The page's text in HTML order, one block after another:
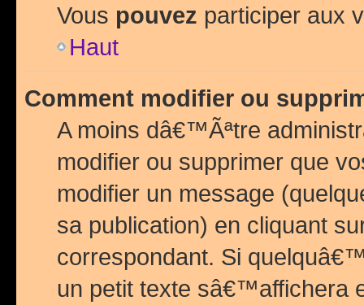
Vous pouvez participer aux
Haut
Comment modifier ou
A moins dâ€™Ãªtre
modifier ou supprimer que
modifier un message
sa publication) en cliquant
correspondant. Si
un petit texte sâ€™affichera